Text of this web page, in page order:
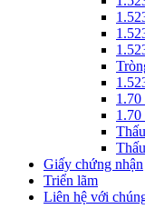
1.70
1.70
Giấy chứng nhận
Triển lãm
Liên hệ với